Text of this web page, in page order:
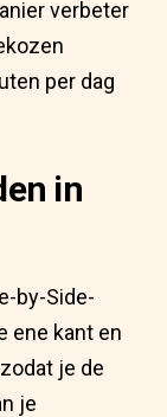
verbeter
per dag
in
by-Side-
ene kant en
je de
je